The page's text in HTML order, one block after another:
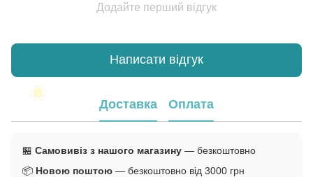
Додайте перший відгук
Написати відгук
Доставка Оплата
🏪 Самовивіз з нашого магазину — безкоштовно
📦 Новою поштою — безкоштовно від 3000 грн